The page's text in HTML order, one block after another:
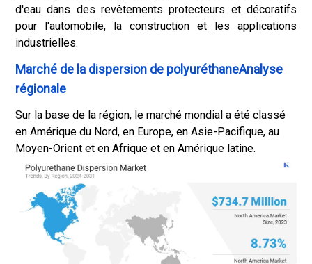
d'eau dans des revêtements protecteurs et décoratifs
pour l'automobile, la construction et les applications
industrielles.
Marché de la dispersion de polyuréthaneAnalyse
régionale
Sur la base de la région, le marché mondial a été classé
en Amérique du Nord, en Europe, en Asie-Pacifique, au
Moyen-Orient et en Afrique et en Amérique latine.